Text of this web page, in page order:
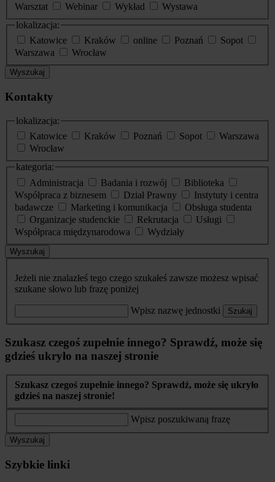
Warsztat
Webinar Wykład
Wystawa
lokalizacja:
Katowice
Kraków online Poznań
Sopot
Warszawa
Wrocław
Wyszukaj
Kontakty
lokalizacja:
Katowice
Kraków Poznań Sopot
Warszawa
Wrocław
kategoria:
Administracja
Badania i rozwój
Biblioteka
Współpraca z biznesem
Dział Prawny
Instytuty i centra
badawcze
Marketing i komunikacja
Obsługa studenta
Organizacje studenckie
Rekrutacja
Usługi
Współpraca międzynarodowa
Wydziały
Wyszukaj
Jeżeli nie znalazłeś tego czego szukałeś zawsze możesz wpisać
szukane słowo lub frazę poniżej
Wpisz nazwę jednostki Szukaj
Szukasz czegoś zupełnie innego? Sprawdź, może się
gdzieś ukryło na naszej stronie
Szukasz czegoś zupełnie innego? Sprawdź, może się ukryło
gdzieś na naszej stronie!
Wpisz poszukiwaną frazę
Wyszukaj
Szybkie linki